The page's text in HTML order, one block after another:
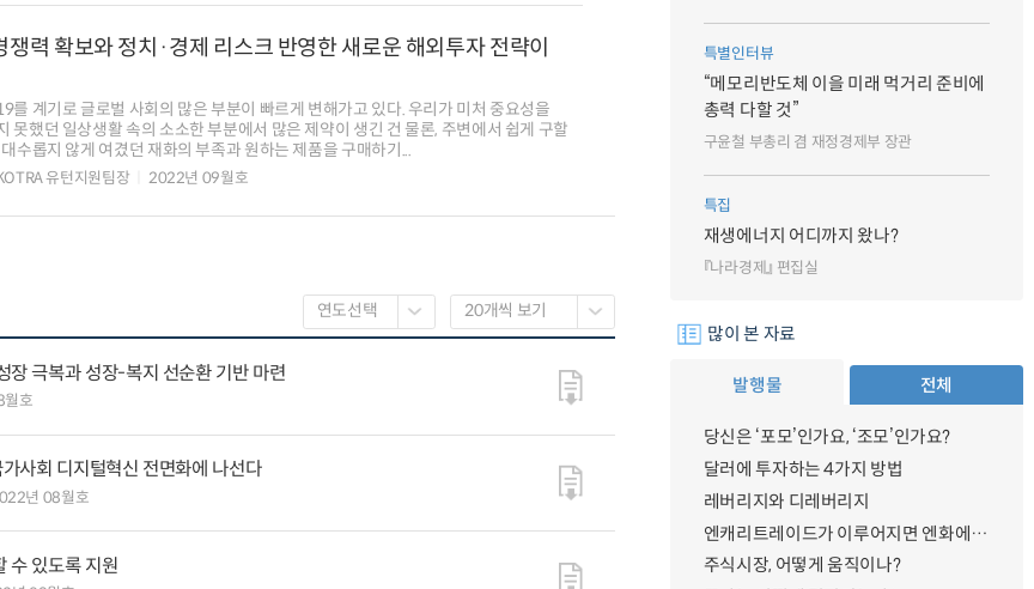
쟁력 확보와 정치·경제 리스크 반영한 새로운 해외투자 전략이
를 계기로 글로벌 사회의 많은 부분이 빠르게 변해가고 있다. 우리가 미처 중요성을
못했던 일상생활 속의 소소한 부분에서 많은 제약이 생긴 건 물론, 주변에서 쉽게 구할
수롭지 않게 여겼던 재화의 부족과 원하는 제품을 구매하기...
유턴지원팀장 2022년 09월호
장 극복과 성장-복지 선순환 기반 마련
호
사회 디지털혁신 전면화에 나선다
년 08월호
수 있도록 지원
특별인터뷰
“메모리반도체 이을 미래 먹거리 준비에
총력 다할 것”
구윤철 부총리 겸 재정경제부 장관
특집
재생에너지 어디까지 왔나?
『나라경제』 편집실
많이 본 자료
발행물 전체
당신은 ‘포모’인가요, ‘조모’인가요?
달러에 투자하는 4가지 방법
레버리지와 디레버리지
엔캐리트레이드가 이루어지면 엔화에 대한 수요가 증가하지 않나요?
주식시장, 어떻게 움직이나?